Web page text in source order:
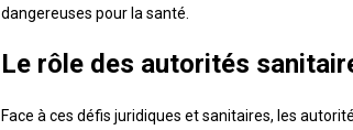
dangereuses pour la santé.
Le rôle des autorités
Face à ces défis juridiques et sanitaires, les